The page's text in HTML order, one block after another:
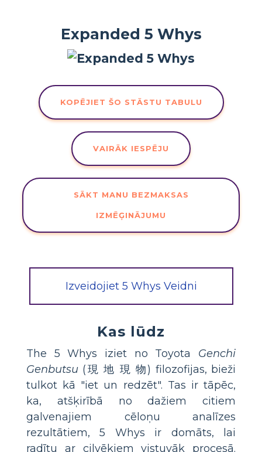
Expanded 5 Whys
KOPĒJIET ŠO STĀSTU TABULU
VAIRĀK IESPĒJU
SĀKT MANU BEZMAKSAS
IZMĒĢINĀJUMU
Izveidojiet 5 Whys Veidni
Kas lūdz
The 5 Whys iziet no Toyota Genchi
Genbutsu (現 地 現 物) filozofijas, bieži
tulkot kā "iet un redzēt". Tas ir tāpēc,
ka, atšķirībā no dažiem citiem
galvenajiem cēloņu analīzes
rezultātiem, 5 Whys ir domāts, lai
radītu ar cilvēkiem vistuvāk procesā.